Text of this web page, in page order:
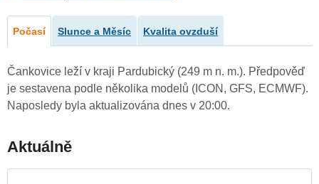
Počasí Slunce a Měsíc Kvalita ovzduší
Čankovice leží v kraji Pardubický (249 m n. m.). Předpověď
je sestavena podle několika modelů (ICON, GFS, ECMWF).
Naposledy byla aktualizována dnes v 20:00.
Aktuálně